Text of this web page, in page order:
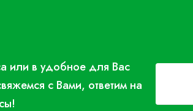
или в удобное для Вас
с Вами, ответим на